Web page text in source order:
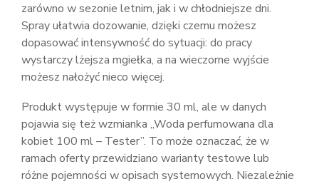
zarówno w sezonie letnim, jak i w chłodniejsze dni.
Spray ułatwia dozowanie, dzięki czemu możesz
dopasować intensywność do sytuacji: do pracy
wystarczy lżejsza mgiełka, a na wieczorne wyjście
możesz nałożyć nieco więcej.
Produkt występuje w formie 30 ml, ale w danych
pojawia się też wzmianka „Woda perfumowana dla
kobiet 100 ml – Tester”. To może oznaczać, że w
ramach oferty przewidziano warianty testowe lub
różne pojemności w opisach systemowych. Niezależnie